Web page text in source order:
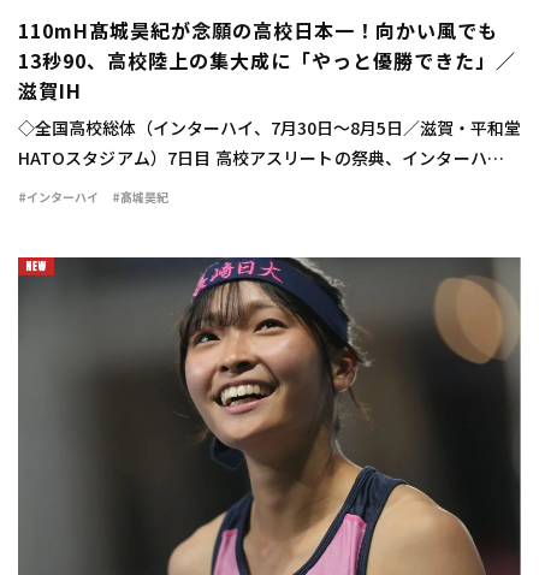
110mH髙城昊紀が念願の高校日本一！向かい風でも
13秒90、高校陸上の集大成に「やっと優勝できた」／
滋賀IH
◇全国高校総体（インターハイ、7月30日～8月5日／滋賀・平和堂
HATOスタジアム）7日目 高校アスリートの祭典、インターハイの
最終日に男子110mハードル決勝が行われ、髙城昊紀（宮崎西3）
#インターハイ #髙城昊紀